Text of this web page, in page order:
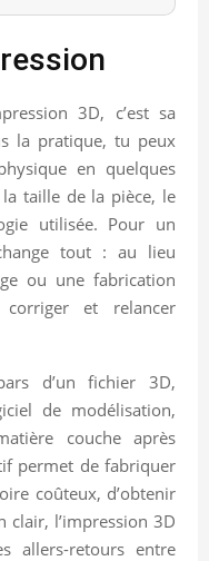
3D, c’est sa
la pratique, tu peux
en quelques
taille de la pièce, le
utilisée. Pour un
tout : au lieu
ou une fabrication
et relancer
d’un fichier 3D,
de modélisation,
couche après
permet de fabriquer
coûteux, d’obtenir
clair, l’impression 3D
allers-retours entre